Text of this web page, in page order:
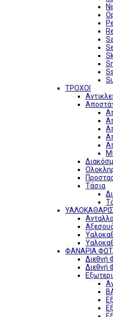
ΤΡΟΧΟΙ
Τάσια
ΦΑΝΑΡΙΑ
Διεθνή
Διεθνή